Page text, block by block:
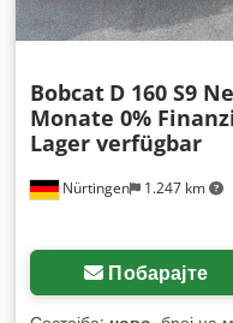
Nürtingen 1.247 km
Bobcat D 160 S9
Monate 0%
Lager verfügbar
Побарајте